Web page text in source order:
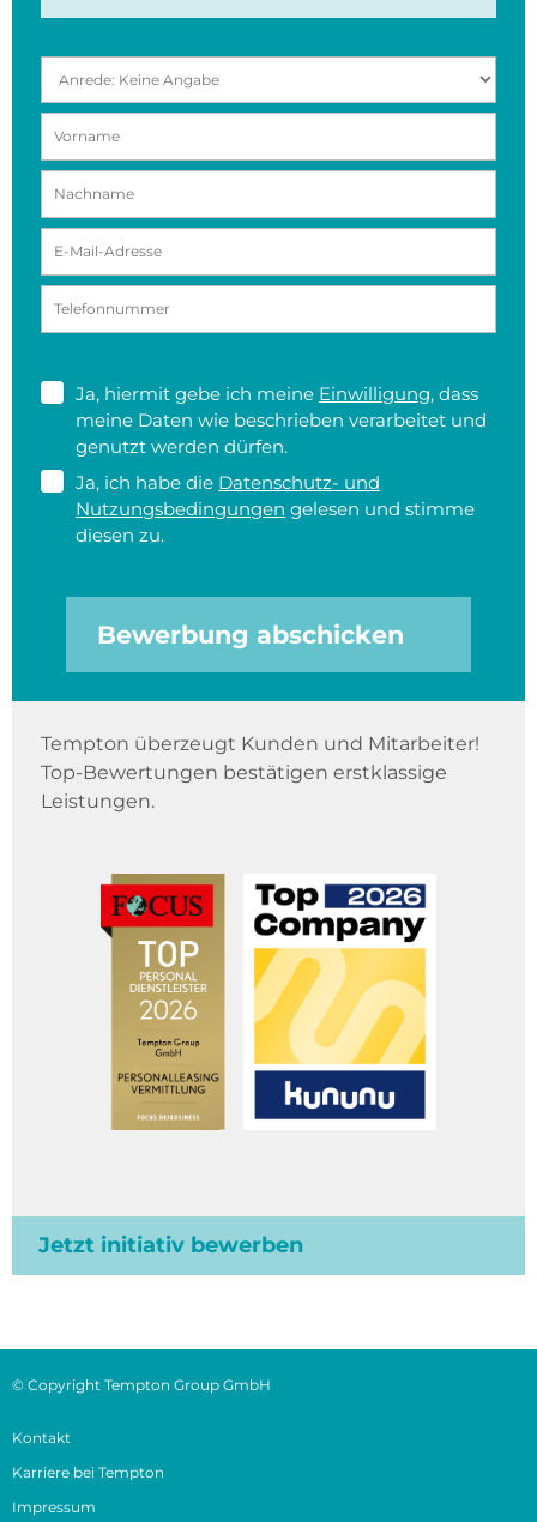
Ja, hiermit gebe ich meine Einwilligung, dass
meine Daten wie beschrieben verarbeitet und
genutzt werden dürfen.
Ja, ich habe die Datenschutz- und
Nutzungsbedingungen gelesen und stimme
diesen zu.
Bewerbung abschicken
Tempton überzeugt Kunden und Mitarbeiter!
Top-Bewertungen bestätigen erstklassige
Leistungen.
Jetzt initiativ bewerben
© Copyright Tempton Group GmbH
Kontakt
Karriere bei Tempton
Impressum